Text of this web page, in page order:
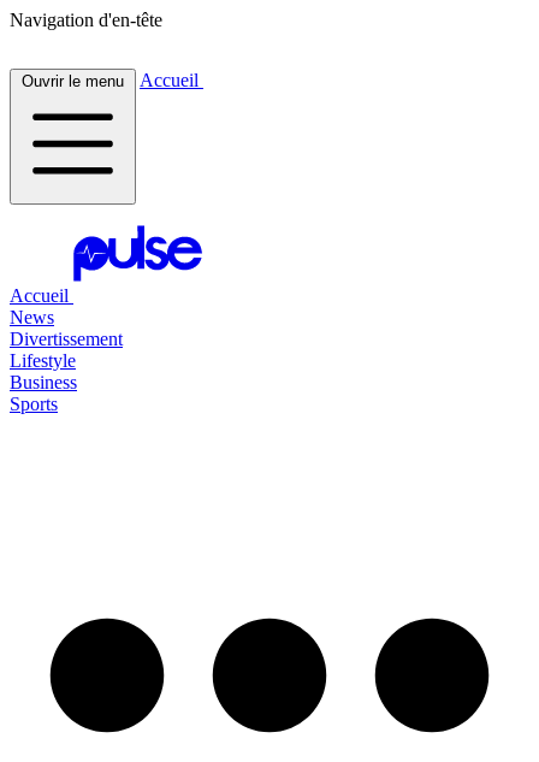
Navigation d'en-tête
Ouvrir le menu Accueil
Accueil
News
Divertissement
Lifestyle
Business
Sports